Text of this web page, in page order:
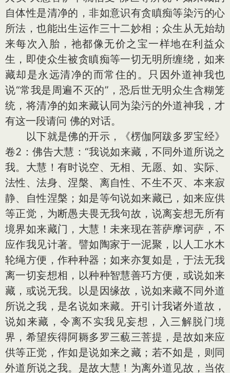
自体性是清净的，非如意识有贪瞋痴等染污的心
所法，也能出生运作三十二妙相；众生从无始劫
来每次入胎，祂都像无价之宝一样地在利益众
生，即使众生被贪瞋痴等一切无明所缠绕，如来
藏却是永远清净的而常住的。只因外道神我也
说“常我是周遍不灭的”，恐后世无明众生含糊笼
统，将清净的如来藏认同为染污的外道神我，才
有这一段请问 佛的对话。
以下就是佛的开示，《楞伽阿跋多罗宝经》
卷2：佛告大慧：“我说如来藏，不同外道所说之
我。大慧！有时说空、无相、无愿、如、实际、
法性、法身、涅槃、离自性、不生不灭、本来寂
静、自性涅槃；如是等句说如来藏已，如来应供
等正觉，为断愚夫畏无我句故，说离妄想无所有
境界如来藏门，大慧！未来现在菩萨摩诃萨，不
应作我见计著。譬如陶家于一泥聚，以人工水木
轮绳方便，作种种器；如来亦复如是，于法无我
离一切妄想相，以种种智慧善巧方便，或说如来
藏，或说无我。以是因缘故，说如来藏不同外道
所说之我，是名说如来藏。开引计我诸外道故，
说如来藏，令离不实我见妄想，入三解脱门境
界，希望疾得阿耨多罗三藐三菩提，是故如来应
供等正觉，作如是说如来之藏；若不如是，则同
外道所说之我。是故大慧！为离外道见故，当依